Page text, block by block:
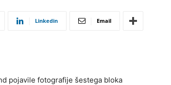
Linkedin Email
pojavile fotografije šestega bloka